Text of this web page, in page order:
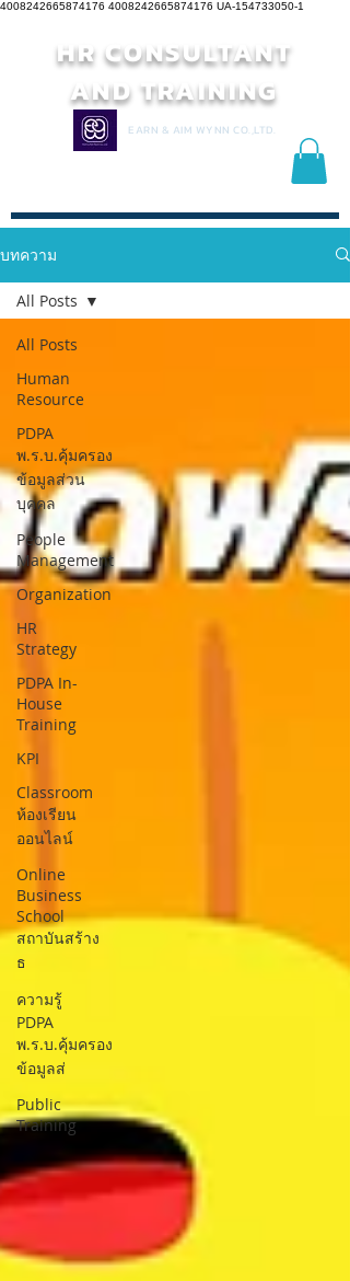
4008242665874176 4008242665874176 UA-154733050-1
HR CONSULTANT
AND TRAINING
EARN & AIM WYNN CO.,LTD.
บทความ
All Posts
Human
Resource
PDPA
พ.ร.บ.คุ้มครอง
ข้อมูลส่วน
บุคคล
People
Management
Organization
HR
Strategy
PDPA In-
House
Training
KPI
Classroom
ห้องเรียน
ออนไลน์
Online
Business
School
สถาบันสร้าง
ธ
ความรู้
PDPA
พ.ร.บ.คุ้มครอง
ข้อมูลส่
Public
Training
All Posts